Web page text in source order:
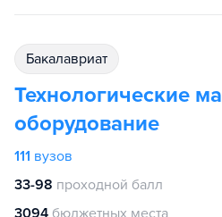
бакалавриат
Технологические
оборудование
111 вузов
33-98 проходной балл